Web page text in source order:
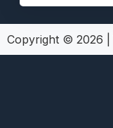
Copyright © 2026